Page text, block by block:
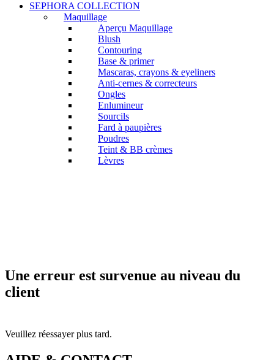
SEPHORA COLLECTION
Maquillage
Aperçu Maquillage
Blush
Contouring
Base & primer
Mascaras, crayons & eyeliners
Anti-cernes & correcteurs
Ongles
Enlumineur
Sourcils
Fard à paupières
Poudres
Teint & BB crèmes
Lèvres
Une erreur est survenue au niveau du
client
Veuillez réessayer plus tard.